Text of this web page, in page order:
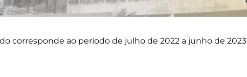
corresponde ao período de julho de 2022 a junho de 2023